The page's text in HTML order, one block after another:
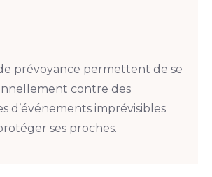
prévoyance permettent de se
contre des
d’événements imprévisibles
ses proches.